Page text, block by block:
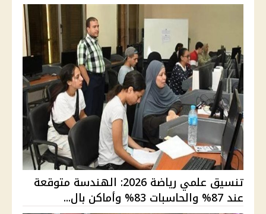
تنسيق علمي رياضة 2026: الهندسة متوقعة
عند 87% والحاسبات 83% وأماكن بال...